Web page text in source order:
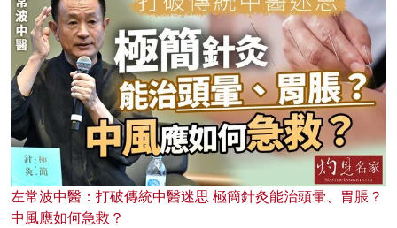
左常波中醫：打破傳統中醫迷思 極簡針灸能治頭暈、胃脹？
中風應如何急救？